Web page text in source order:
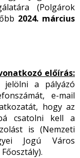
(Polgárok
2024. március
előírás:
jelölni a pályázó
e-mail
hogy az
csatolni kell a
is (Nemzeti
Jogú Város